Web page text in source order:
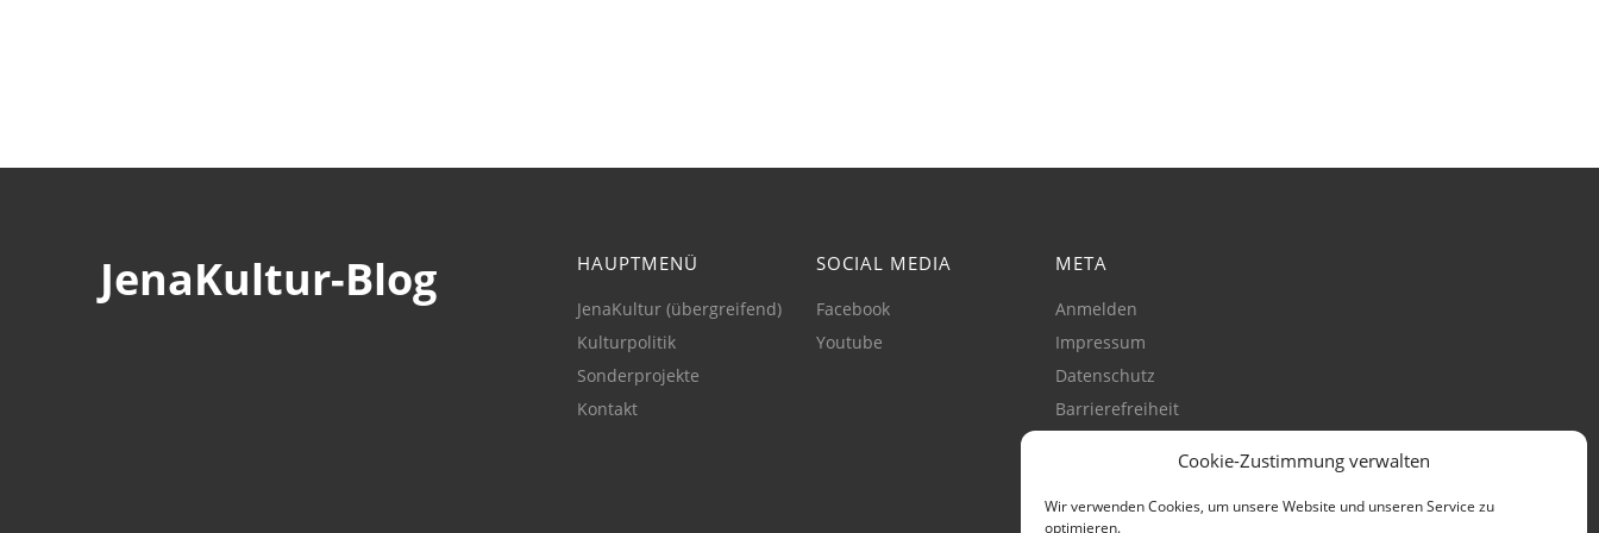
Cookie-Zustimmung verwalten
Wir verwenden Cookies, um unsere Website und unseren Service zu
optimieren.
JenaKultur-Blog HAUPTMENÜ
JenaKultur (übergreifend)
Kulturpolitik
Sonderprojekte
Kontakt
SOCIAL MEDIA
Facebook
Youtube
META
Anmelden
Impressum
Datenschutz
Barrierefreiheit
(Zustimmung verwalten)